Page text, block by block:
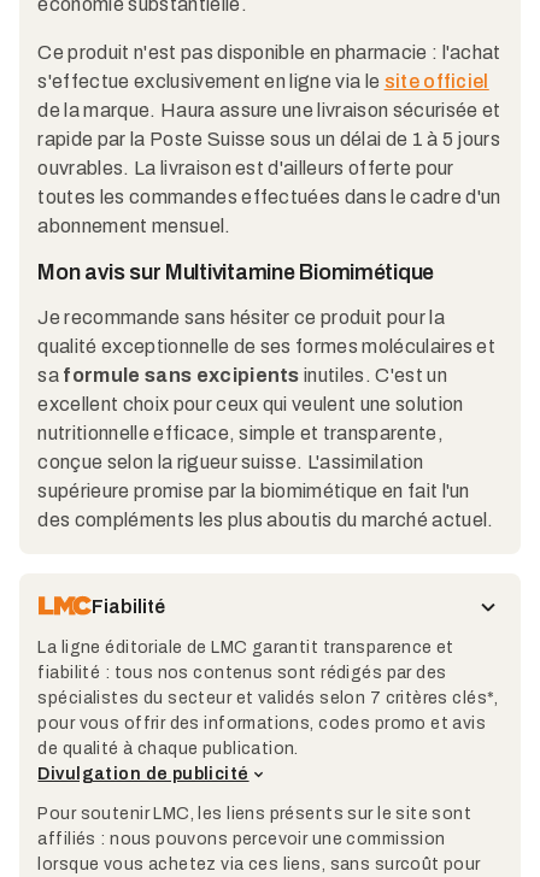
économie substantielle.
Ce produit n'est pas disponible en pharmacie : l'achat
s'effectue exclusivement en ligne via le site officiel
de la marque. Haura assure une livraison sécurisée et
rapide par la Poste Suisse sous un délai de 1 à 5 jours
ouvrables. La livraison est d'ailleurs offerte pour
toutes les commandes effectuées dans le cadre d'un
abonnement mensuel.
Mon avis sur Multivitamine Biomimétique
Je recommande sans hésiter ce produit pour la
qualité exceptionnelle de ses formes moléculaires et
sa formule sans excipients inutiles. C'est un
excellent choix pour ceux qui veulent une solution
nutritionnelle efficace, simple et transparente,
conçue selon la rigueur suisse. L'assimilation
supérieure promise par la biomimétique en fait l'un
des compléments les plus aboutis du marché actuel.
Fiabilité
La ligne éditoriale de LMC garantit transparence et
fiabilité : tous nos contenus sont rédigés par des
spécialistes du secteur et validés selon 7 critères clés*,
pour vous offrir des informations, codes promo et avis
de qualité à chaque publication.
Divulgation de publicité
Pour soutenir LMC, les liens présents sur le site sont
affiliés : nous pouvons percevoir une commission
lorsque vous achetez via ces liens, sans surcoût pour